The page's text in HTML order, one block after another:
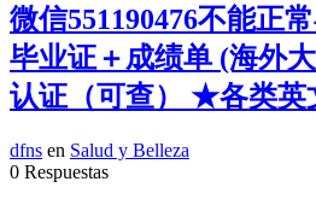
微信551190476不能正
毕业证＋成绩单 (海外
认证（可查） ★各类英
dfns en Salud y Belleza
0 Respuestas